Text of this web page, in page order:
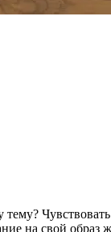
на свой